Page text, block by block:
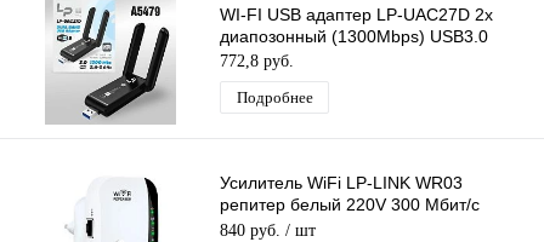
WI-FI USB адаптер LP-UAC27D 2х
диапозонный (1300Mbps) USB3.0
772,8 руб.
Подробнее
Усилитель WiFi LP-LINK WR03
репитер белый 220V 300 Мбит/с
802.11B
840 руб. / шт